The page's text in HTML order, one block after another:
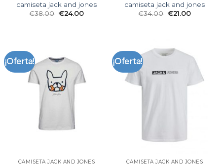
camiseta jack and jones
€38.00 €24.00
camiseta jack and jones
€34.00 €21.00
¡Oferta!
CAMISETA JACK AND JONES
¡Oferta!
CAMISETA JACK AND JONES